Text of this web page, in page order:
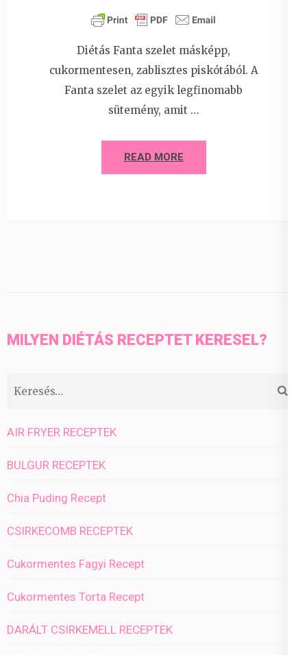
Diétás Fanta szelet másképp,
cukormentesen, zablisztes piskótából. A
Fanta szelet az egyik legfinomabb
sütemény, amit …
READ MORE
MILYEN DIÉTÁS RECEPTET KERESEL?
AIR FRYER RECEPTEK
BULGUR RECEPTEK
Chia Puding Recept
CSIRKECOMB RECEPTEK
Cukormentes Fagyi Recept
Cukormentes Torta Recept
DARÁLT CSIRKEMELL RECEPTEK